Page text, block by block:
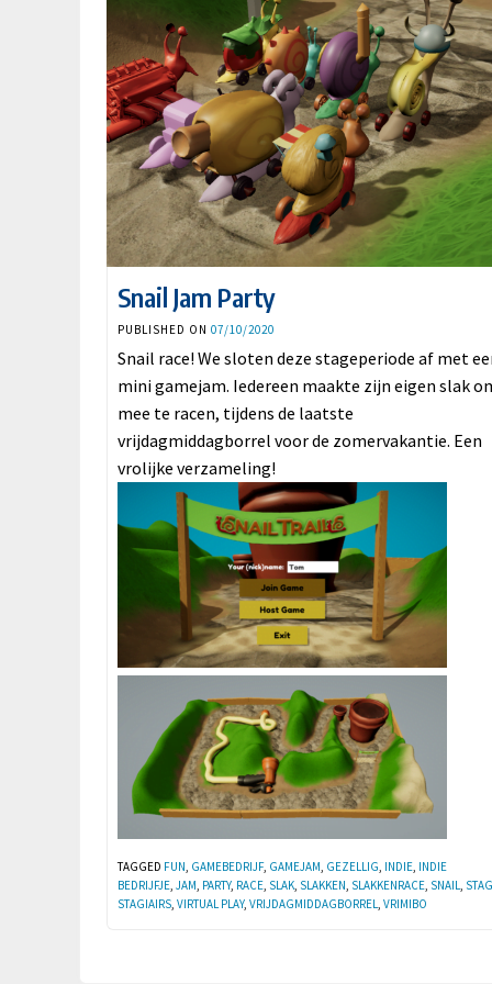
Snail Jam Party
PUBLISHED ON 07/10/2020
Snail race! We sloten deze stageperiode af met
mini gamejam. Iedereen maakte zijn eigen slak
mee te racen, tijdens de laatste
vrijdagmiddagborrel voor de zomervakantie. Een
vrolijke verzameling!
TAGGED FUN, GAMEBEDRIJF, GAMEJAM, GEZELLIG, INDIE, INDIE
BEDRIJFJE, JAM, PARTY, RACE, SLAK, SLAKKEN, SLAKKENRACE, SNAIL,
STAGIAIRS, VIRTUAL PLAY, VRIJDAGMIDDAGBORREL, VRIMIBO